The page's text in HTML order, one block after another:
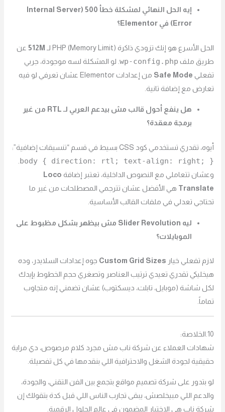
إيه الحل النهائي لمشكلة خطأ 500 (Internal Server
Error) في Elementor؟
الحل الأسرع هو إنك تزودي ذاكرة PHP (Memory Limit) لـ 512M عن
طريق ملف wp-config.php . لو المشكلة لسه موجودة، جربي
تفعلي Safe Mode
من إعدادات Elementor عشان تعرفي لو فيه
تعارض مع إضافة تانية.
هل ينفع أحول قالب مش بيدعم العربي لـ RTL من غير
برمجة معقدة؟
أيوه، تقدري تستخدمي كود CSS بسيط في قسم “تنسيقات إضافية”:
body { direction: rtl; text-align: right; }
وعشان تتعاملي مع النصوص الداخلية، تعتبر إضافة Loco
Translate هي الأفضل عشان تترجمي المصطلحات من غير ما
تحتاجي تعدلي في ملفات القالب الأساسية.
ليه Slider Revolution مش بيظهر بشكل مظبوط على
الموبايلات؟
لازم تفعلي خيار Custom Grid Sizes جوه إعدادات السلايدر، وده
هيخليكي تقدري تعيدي ترتيب العناصر وتصغري حجم الخطوط بإيدك
لكل شاشة (موبايل، تابلت، ديسكتوب) عشان تضمني إنه متجاوب
تماماً.
10.الخلاصة:
شهادات العملاء عن شركة ناب مش مجرد كلام مرصوص، دي مراية
حقيقية لجودة الشغل والاحترافية اللي بنقدمها في كل تفصيلة.
لو بتدور على شركة تصميم مواقع بتجمع بين الفن التقني، والجودة،
والدعم اللي مبيخلصش، يبقى تجارب الناس اللي قبل كدة بتقولك إن
شركة ناب هي الاختيار المضمون في عالم الحلول الرقمية.